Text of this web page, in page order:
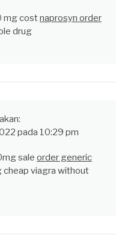
mg costnaprosyn order
drug
pada 10:29 pm
sale order generic
cheap viagra without